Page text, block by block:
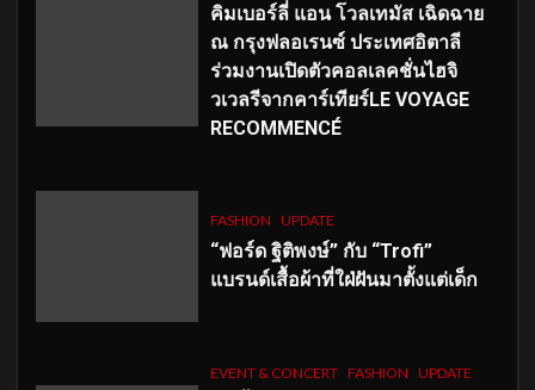
คิมเบอร์ลี่ แอน โวลเทมัส เฉิดฉาย
ณ กรุงฟลอเรนซ์ ประเทศอิตาลี
ร่วมงานเปิดตัวคอลเลคชั่นไฮจิ
วเวลรีจากคาร์เทียร์LE VOYAGE
RECOMMENCÉ
FASHION UPDATE
“ฟอร์ด ฐิติพงษ์” กับ “Trofi”
แบรนด์เสื้อผ้าที่ใฝ่ฝันมาตั้งแต่เด็ก
EVENT & CONCERT FASHION UPDATE